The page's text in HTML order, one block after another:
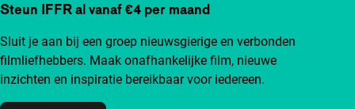
Steun IFFR al vanaf €4 per maand
Sluit je aan bij een groep nieuwsgierige en verbonden
filmliefhebbers. Maak onafhankelijke film, nieuwe
inzichten en inspiratie bereikbaar voor iedereen.